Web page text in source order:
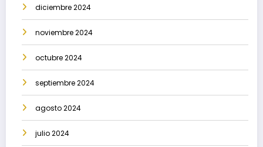
diciembre 2024
noviembre 2024
octubre 2024
septiembre 2024
agosto 2024
julio 2024